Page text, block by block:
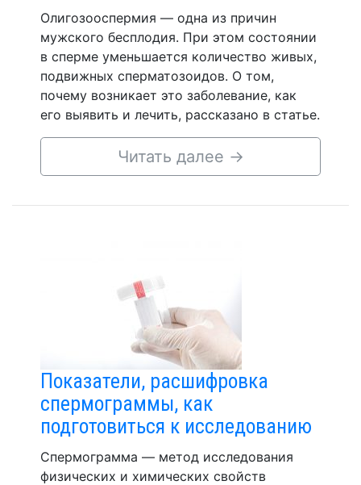
Олигозооспермия — одна из причин
мужского бесплодия. При этом состоянии
в сперме уменьшается количество живых,
подвижных сперматозоидов. О том,
почему возникает это заболевание, как
его выявить и лечить, рассказано в статье.
Читать далее →
Показатели, расшифровка
спермограммы, как
подготовиться к исследованию
Спермограмма — метод исследования
физических и химических свойств